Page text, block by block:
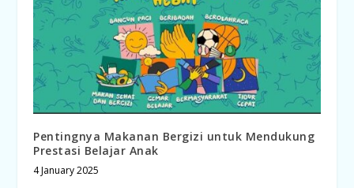
Pentingnya Makanan Bergizi untuk Mendukung
Prestasi Belajar Anak
4 January 2025